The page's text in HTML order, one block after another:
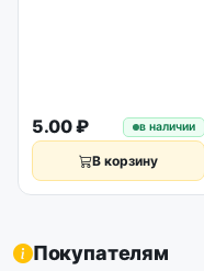
5.00 ₽ в наличии
В корзину
Покупателям